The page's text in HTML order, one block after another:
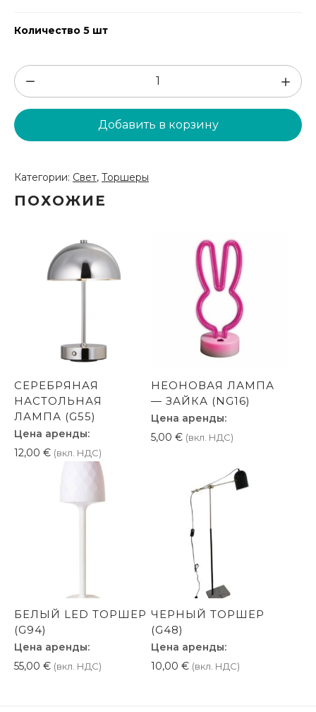
Количество 5 шт
Количество
товара
Белый
торшер
Добавить в корзину
Категории: Свет, Торшеры
ПОХОЖИЕ
СЕРЕБРЯНАЯ
НАСТОЛЬНАЯ
ЛАМПА (G55)
Цена аренды:
12,00 € (вкл. НДС)
НЕОНОВАЯ ЛАМПА
— ЗАЙКА (NG16)
Цена аренды:
5,00 € (вкл. НДС)
БЕЛЫЙ LED ТОРШЕР
(G94)
Цена аренды:
55,00 € (вкл. НДС)
ЧЕРНЫЙ ТОРШЕР
(G48)
Цена аренды:
10,00 € (вкл. НДС)